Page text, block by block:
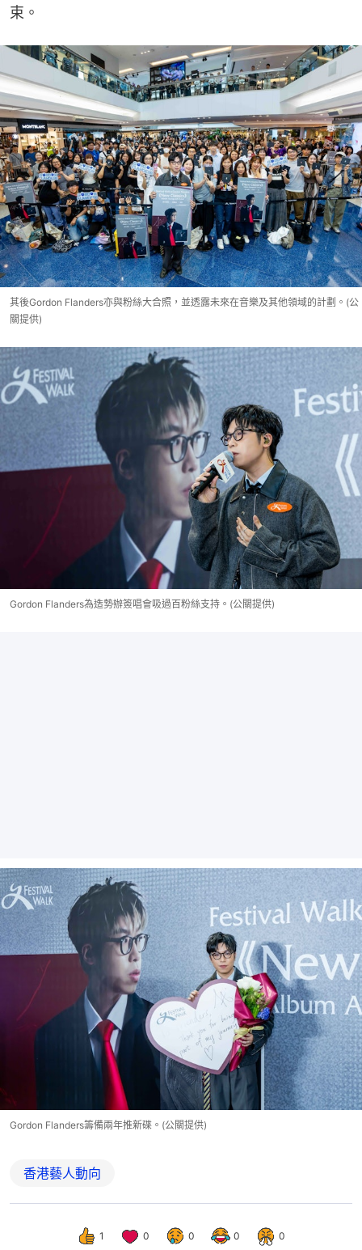
束。
其後Gordon Flanders亦與粉絲大合照，並透露未來在音樂及其他領域的計劃。(公
關提供)
Gordon Flanders為造勢辦簽唱會吸過百粉絲支持。(公關提供)
Gordon Flanders籌備兩年推新碟。(公關提供)
香港藝人動向
1 0 0 0 0